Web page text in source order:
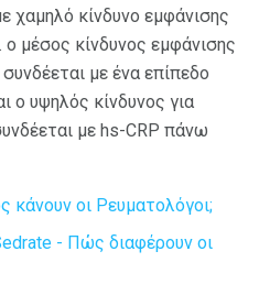
χαμηλό κίνδυνο εμφάνισης
μέσος κίνδυνος εμφάνισης
με ένα επίπεδο
ο υψηλός κίνδυνος για
με hs-CRP πάνω
κάνουν οι Ρευματολόγοι;
- Πώς διαφέρουν οι